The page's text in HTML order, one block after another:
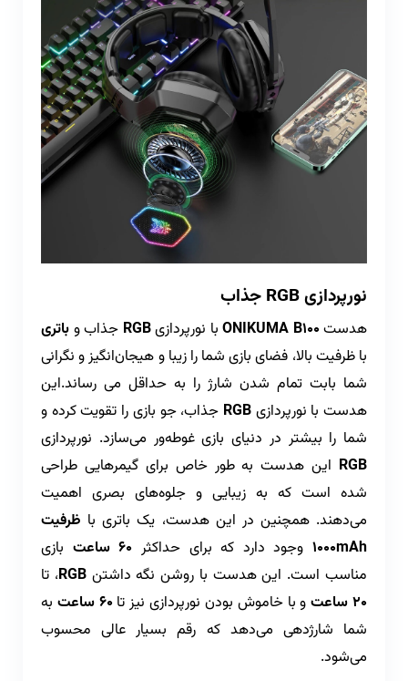
نورپردازی RGB جذاب
هدستONIKUMA B100 با نورپردازیRGB جذاب و باتری
با ظرفیت بالا، فضای بازی شما را زیبا و هیجان‌انگیز و نگرانی
شما بابت تمام شدن شارژ را به حداقل می رساند.این
هدست با نورپردازیRGB جذاب، جو بازی را تقویت کرده و
شما را بیشتر در دنیای بازی غوطه‌ور می‌سازد. نورپردازی
RGB این هدست به طور خاص برای گیمرهایی طراحی
شده است که به زیبایی و جلوه‌های بصری اهمیت
می‌دهند.همچنین در این هدست، یک باتری با ظرفیت
1000mAh وجود دارد که برای حداکثر 60 ساعت
بازی
مناسب است. این هدست با روشن نگه داشتنRGB، تا
20 ساعت
و با خاموش بودن نورپردازی نیز تا60 ساعت
به
شما شارژدهی می‌دهد که رقم بسیار عالی محسوب
می‌شود.